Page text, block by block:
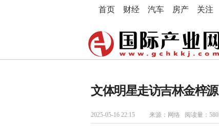
首页 财经 汽车 房产 关注
文体明星走访吉林金梓
2025-05-16 22:15 来源：网络 阅读量：